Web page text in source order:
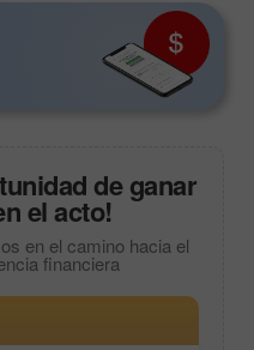
de ganar
el acto!
en el camino hacia el
financiera